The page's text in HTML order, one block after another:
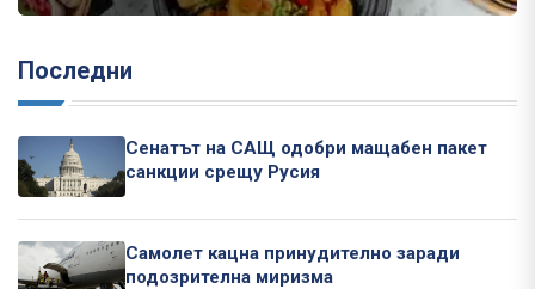
Последни
Сенатът на САЩ одобри мащабен пакет
санкции срещу Русия
Самолет кацна принудително заради
подозрителна миризма